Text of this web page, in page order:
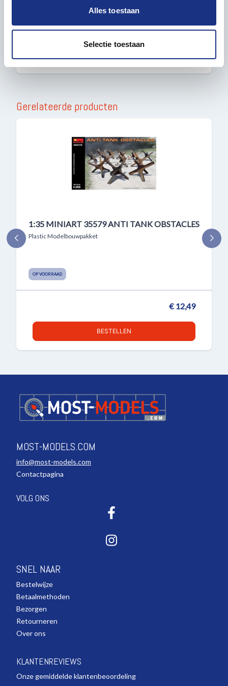
en om ons websiteverkeer te analyseren. Ook delen we
partners voor social media, adverteren en analyse. Deze
partners kunnen deze gegevens combineren met andere
verzameld op basis van uw gebruik van hun services.
Alles toestaan
Selectie toestaan
€ 49,99
Gerelateerde producten
1:35 MINIART 35579 ANTI TANK OBSTACLES
Plastic Modelbouwpakket
OP VOORRAAD
€ 12,49
BESTELLEN
MOST-MODELS.COM
info@most-models.com
Contactpagina
VOLG ONS
SNEL NAAR
Bestelwijze
Betaalmethoden
Bezorgen
Retourneren
Over ons
KLANTENREVIEWS
Onze gemiddelde klantenbeoordeling